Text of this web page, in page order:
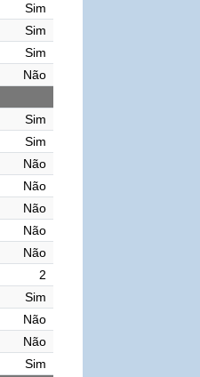
Sim
Sim
Sim
Não
Sim
Sim
Não
Não
Não
Não
Não
2
Sim
Não
Não
Sim